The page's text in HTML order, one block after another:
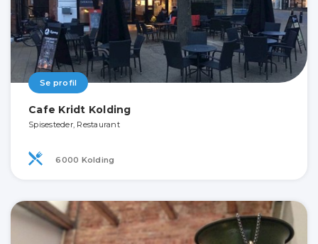
Se profil
Cafe Kridt Kolding
Spisesteder, Restaurant
6000 Kolding